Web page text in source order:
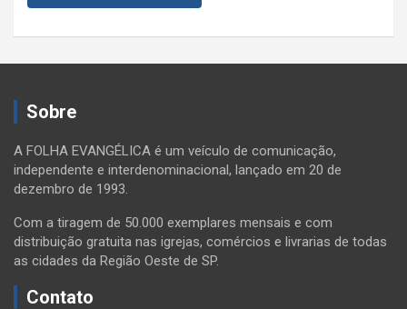
Sobre
A FOLHA EVANGÉLICA é um veículo de comunicação,
independente e interdenominacional, lançado em 20 de
dezembro de 1993.
Com a tiragem de 50.000 exemplares mensais e com
distribuição gratuita nas igrejas, comércios e livrarias de todas
as cidades da Região Oeste de SP.
Contato